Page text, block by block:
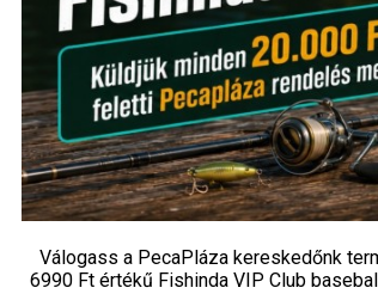
CRALUSSO GYÖNGYÖS FORGÓ
ÜTKÖZŐVEL (2 DB/CS)
1 590Ft
Fishingoutlet
KOSÁRBA TESZEM
Válogass a PecaPláza kereskedőnk
6990 Ft értékű Fishinda VIP Club